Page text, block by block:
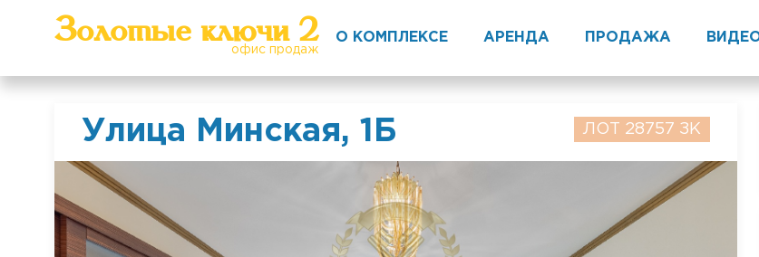
Золотые ключи 2
офис продаж
О КОМПЛЕКСЕ АРЕНДА ПРОДАЖА
ЛОТ 28757 ЗК
Улица Минская, 1Б